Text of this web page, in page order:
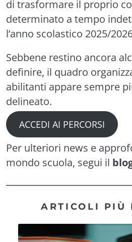
di trasformare il proprio
determinato a tempo
l’anno scolastico 2025/
Sebbene restino ancora
definire, il quadro
abilitanti appare sempre
delineato.
ACCEDI AI PERCORSI
Per ulteriori news e
mondo scuola, segui il
ARTICOLI PIÙ